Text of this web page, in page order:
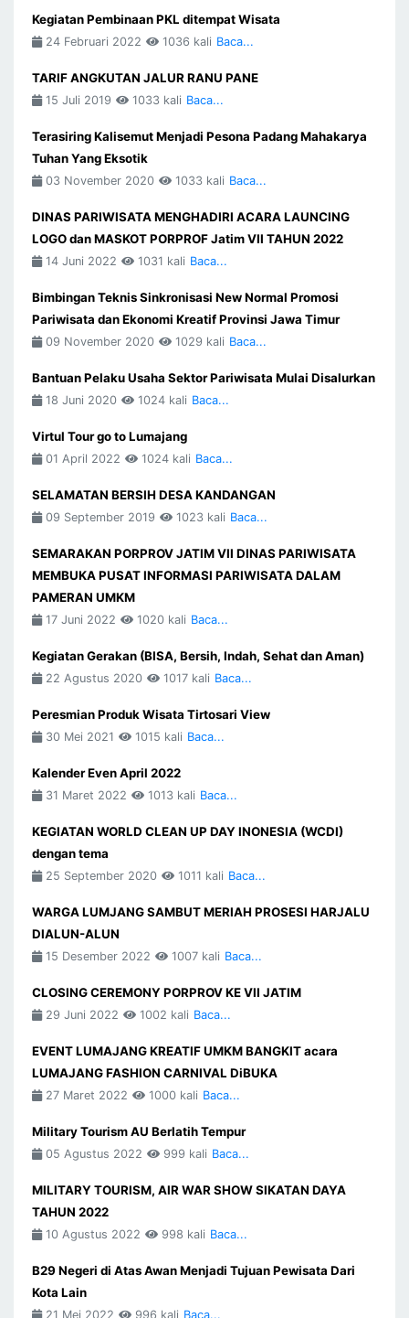
Kegiatan Pembinaan PKL ditempat Wisata
24 Februari 2022 1036 kali Baca...
TARIF ANGKUTAN JALUR RANU PANE
15 Juli 2019 1033 kali Baca...
Terasiring Kalisemut Menjadi Pesona Padang Mahakarya
Tuhan Yang Eksotik
03 November 2020 1033 kali Baca...
DINAS PARIWISATA MENGHADIRI ACARA LAUNCING
LOGO dan MASKOT PORPROF Jatim VII TAHUN 2022
14 Juni 2022 1031 kali Baca...
Bimbingan Teknis Sinkronisasi New Normal Promosi
Pariwisata dan Ekonomi Kreatif Provinsi Jawa Timur
09 November 2020 1029 kali Baca...
Bantuan Pelaku Usaha Sektor Pariwisata Mulai Disalurkan
18 Juni 2020 1024 kali Baca...
Virtul Tour go to Lumajang
01 April 2022 1024 kali Baca...
SELAMATAN BERSIH DESA KANDANGAN
09 September 2019 1023 kali Baca...
SEMARAKAN PORPROV JATIM VII DINAS PARIWISATA
MEMBUKA PUSAT INFORMASI PARIWISATA DALAM
PAMERAN UMKM
17 Juni 2022 1020 kali Baca...
Kegiatan Gerakan (BISA, Bersih, Indah, Sehat dan Aman)
22 Agustus 2020 1017 kali Baca...
Peresmian Produk Wisata Tirtosari View
30 Mei 2021 1015 kali Baca...
Kalender Even April 2022
31 Maret 2022 1013 kali Baca...
KEGIATAN WORLD CLEAN UP DAY INONESIA (WCDI)
dengan tema
25 September 2020 1011 kali Baca...
WARGA LUMJANG SAMBUT MERIAH PROSESI HARJALU
DIALUN-ALUN
15 Desember 2022 1007 kali Baca...
CLOSING CEREMONY PORPROV KE VII JATIM
29 Juni 2022 1002 kali Baca...
EVENT LUMAJANG KREATIF UMKM BANGKIT acara
LUMAJANG FASHION CARNIVAL DiBUKA
27 Maret 2022 1000 kali Baca...
Military Tourism AU Berlatih Tempur
05 Agustus 2022 999 kali Baca...
MILITARY TOURISM, AIR WAR SHOW SIKATAN DAYA
TAHUN 2022
10 Agustus 2022 998 kali Baca...
B29 Negeri di Atas Awan Menjadi Tujuan Pewisata Dari
Kota Lain
21 Mei 2022 996 kali Baca...